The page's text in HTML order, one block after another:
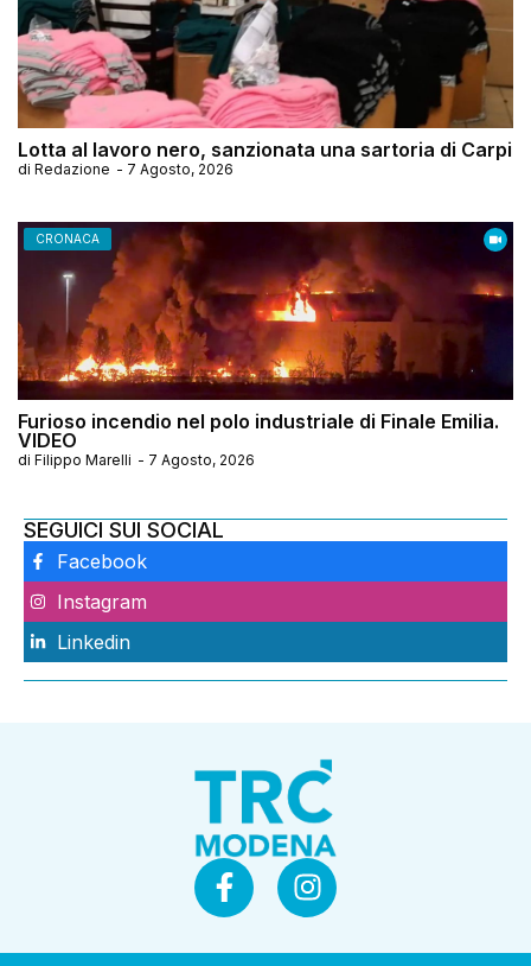
Lotta al lavoro nero, sanzionata una sartoria di Carpi
di Redazione - 7 Agosto, 2026
CRONACA
Furioso incendio nel polo industriale di Finale Emilia.
VIDEO
di Filippo Marelli - 7 Agosto, 2026
SEGUICI SUI SOCIAL
Facebook
Instagram
Linkedin